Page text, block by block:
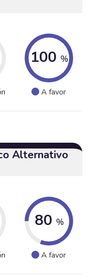
100 %
A favor
Alternativo
80 %
A favor